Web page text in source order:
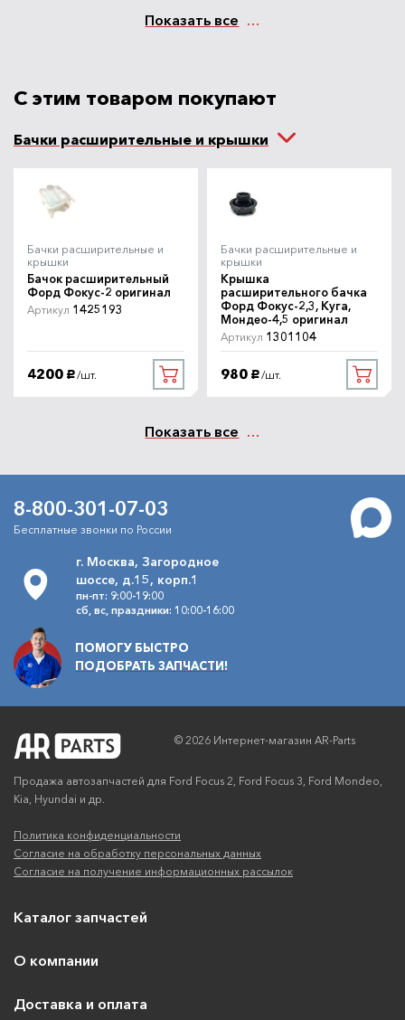
Показать все
С этим товаром покупают
Бачки расширительные и крышки
Бачки расширительные и
крышки
Бачок расширительный
Форд Фокус-2 оригинал
Артикул 1425193
4200 руб. /шт.
Бачки расширительные и
крышки
Крышка
расширительного бачка
Форд Фокус-2,3, Куга,
Мондео-4,5 оригинал
Артикул 1301104
980 руб. /шт.
Показать все
8-800-301-07-03
Бесплатные звонки по России
г. Москва, Загородное
шоссе, д.15, корп.1
пн-пт: 9:00-19:00
сб, вс, праздники: 10:00-16:00
ПОМОГУ БЫСТРО
ПОДОБРАТЬ ЗАПЧАСТИ!
© 2026 Интернет-магазин AR-Parts
Продажа автозапчастей для Ford Focus 2, Ford Focus 3, Ford Mondeo,
Kia, Hyundai и др.
Политика конфиденциальности
Согласие на обработку персональных данных
Согласие на получение информационных рассылок
Каталог запчастей
О компании
Доставка и оплата